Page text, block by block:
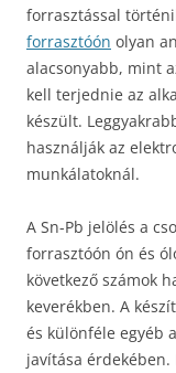
forrasztással
forrasztóón olyan
alacsonyabb, mint
kell terjednie az
készült.
használják az
munkálatoknál.
A Sn-Pb jelölés a
forrasztóón ón és
következő számok
keverékben. A
és különféle egyéb
javítása érdekében.